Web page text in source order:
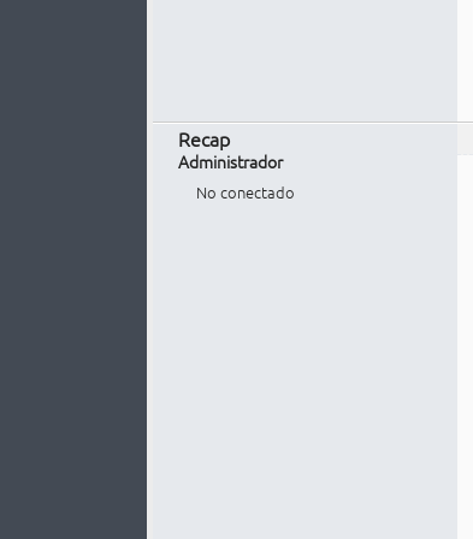
Recap
Administrador
No conectado